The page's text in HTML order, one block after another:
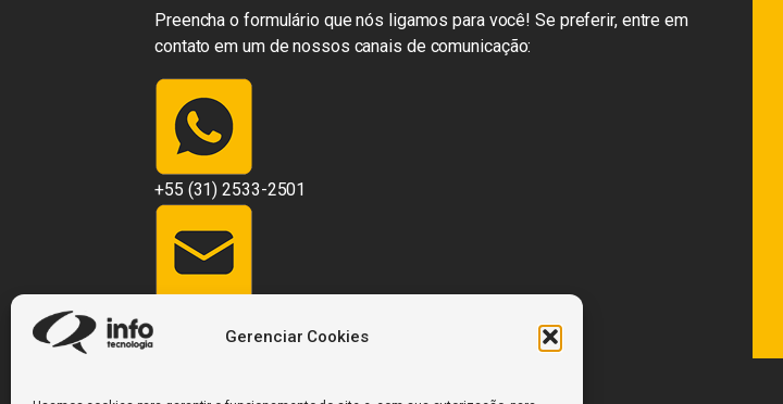
Gerenciar Cookies
Preencha o formulário que nós ligamos para você! Se preferir, entre em
contato em um de nossos canais de comunicação:
+55 (31) 2533-2501